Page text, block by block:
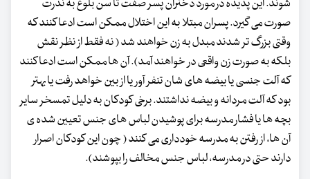
شوند. این پدیده در مورد دختران پسر صفت تا سن بلوغ به ندرت
صورت می گیرد. پسران مبتلا به این اختلال ممکن است ادعا کنند که
وقتی بزرگ تر شدند مبدل به زن خواهند شد ( نه فقط از نظر نقش
بلکه به صورت زن واقعی در خواهند آمد). آن ها ممکن است ادعا کنند
که آلت جنسی یا بیضه های شان تنفر آور یا از بین خواهد رفت یا بهتر
بود که آلت مردانه و بیضه نداشتند. برخی کودکان به دلیل تمسخر سایر
بچه ها یا فشار مدرسه برای پوشیدن لباس های جنس تعیین شده ی
آن ها، از رفتن به مدرسه خودداری می کنند ( چون این کودکان اصرار
دارند حتی در مدرسه، لباس جنس مخالف را بپوشند).